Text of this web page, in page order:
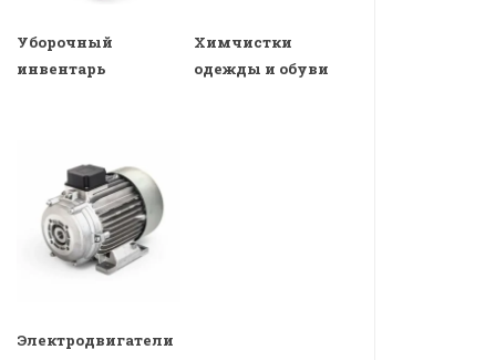
Уборочный
инвентарь
Химчистки
одежды и обуви
Электродвигатели